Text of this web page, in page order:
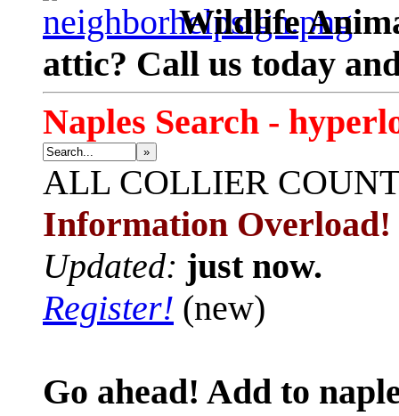
Wildlife
attic? Call us today
Naples Search -
»
ALL COLLIER
Information Overload!
Updated: just now.
Register! (new)
Go ahead! Add to